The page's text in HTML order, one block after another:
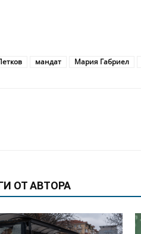
мандат Мария Габриел
ОТ АВТОРА